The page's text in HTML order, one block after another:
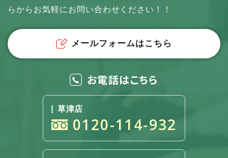
らからお気軽にお問い合わせください！！
メールフォームはこちら
お電話はこちら
草津店
0120-114-932